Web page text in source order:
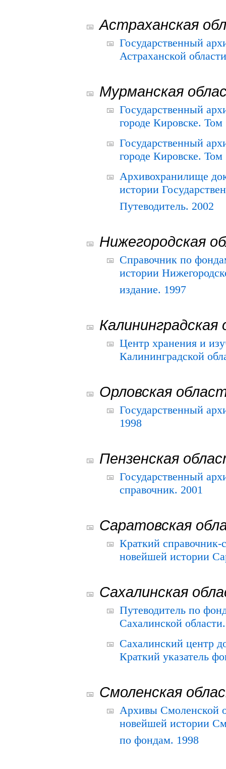
Астраханская
Государственный
Астраханской
Мурманская
Государственный
городе Кировске.
Государственный
городе Кировске.
Архивохранилище
истории
Путеводитель. 2002
Нижегородская
Справочник по
истории
издание. 1997
Калининградская
Центр хранения и
Калининградской
Орловская
Государственный
1998
Пензенская
Государственный
справочник. 2001
Саратовская
Краткий
новейшей истории
Сахалинская
Путеводитель по
Сахалинской
Сахалинский центр
Краткий указатель
Смоленская
Архивы Смоленской
новейшей истории
по фондам. 1998